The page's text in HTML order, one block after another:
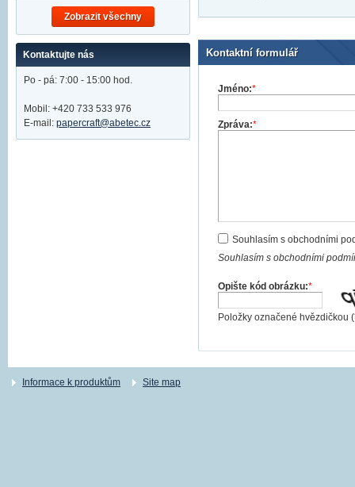
Kontaktní formulář
Jméno:*
Zpráva:*
Souhlasím s obchodními
Souhlasím s obchodními
Opište kód obrázku:*
Položky označené hvězdičkou (
Zobrazit všechny
Kontaktujte nás
Po - pá: 7:00 - 15:00 hod.
Mobil: +420 733 533 976
E-mail: papercraft@abetec.cz
Informace k produktům Site map